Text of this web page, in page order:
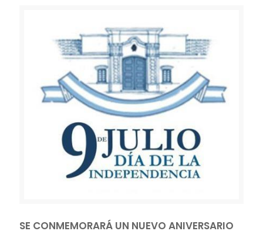
SE CONMEMORARÁ UN NUEVO ANIVERSARIO